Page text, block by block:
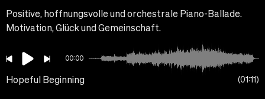
Positive, hoffnungsvolle und orchestrale Piano-Ballade.
Motivation, Glück und Gemeinschaft.
00:00
Hopeful Beginning 01:11